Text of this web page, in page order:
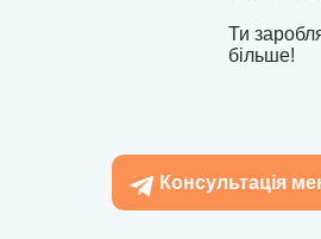
Ти
більше!
Консультація